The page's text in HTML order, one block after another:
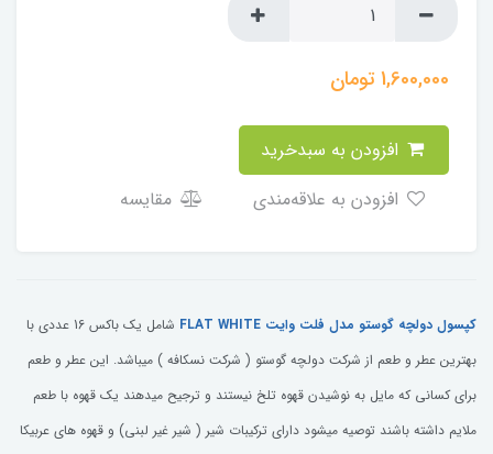
1,600,000تومان
مقایسه
کپسول دولچه گوستو مدل فلت وایت FLAT WHITE
شامل یک باکس 16 عددی با
بهترین عطر و طعم از شرکت دولچه گوستو ( شرکت نسکافه ) میباشد. این عطر و طعم
برای کسانی که مایل به نوشیدن قهوه تلخ نیستند و ترجیح میدهند یک قهوه با طعم
ملایم داشته باشند توصیه میشود دارای ترکیبات شیر ( شیر غیر لبنی) و قهوه های عربیکا